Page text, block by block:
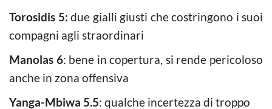
Torosidis 5: due gialli giusti che costringono i suoi
compagni agli straordinari
Manolas 6: bene in copertura, si rende pericoloso
anche in zona offensiva
Yanga-Mbiwa 5.5: qualche incertezza di troppo